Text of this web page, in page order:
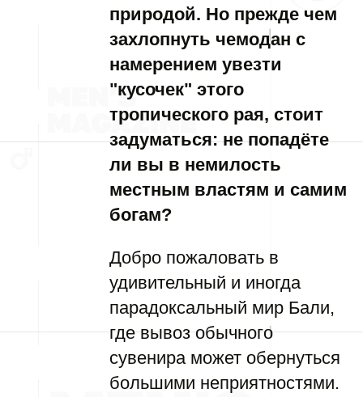
природой. Но прежде чем
захлопнуть чемодан с
намерением увезти
"кусочек" этого
тропического рая, стоит
задуматься: не попадёте
ли вы в немилость
местным властям и самим
богам?
Добро пожаловать в
удивительный и иногда
парадоксальный мир Бали,
где вывоз обычного
сувенира может обернуться
большими неприятностями.